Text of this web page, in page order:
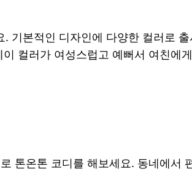
기본적인 디자인에 다양한 컬러로
컬러가 여성스럽고 예뻐서 여친에
톤온톤 코디를 해보세요. 동네에서